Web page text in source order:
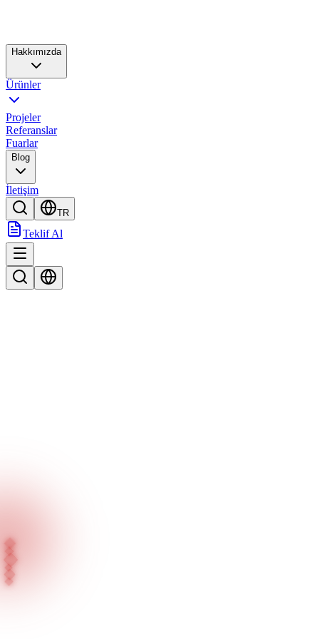
Hakkımızda
Ürünler
Projeler
Referanslar
Fuarlar
Blog
İletişim
TR
Teklif Al